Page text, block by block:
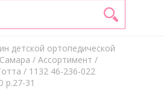
детской ортопедической
/ Aссортимент /
/ 1132 46-236-022
р.27-31